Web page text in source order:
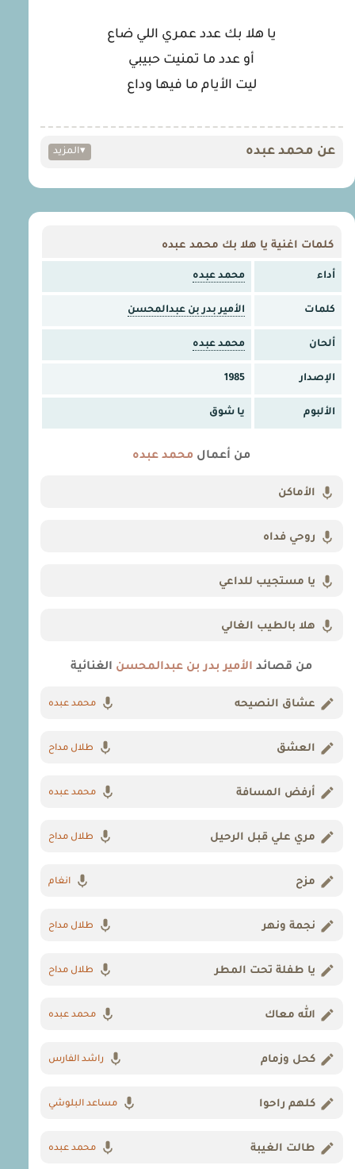
يا هلا بك عدد عمري اللي ضاع
أو عدد ما تمنيت حبيبي
ليت الأيام ما فيها وداع
عن محمد عبده ▾المزيد
كلمات اغنية يا هلا بك محمد عبده
أداء محمد عبده
كلمات الأمير بدر بن عبدالمحسن
ألحان محمد عبده
الإصدار 1985
الألبوم يا شوق
من أعمال محمد عبده
الأماكن
روحي فداه
يا مستجيب للداعي
هلا بالطيب الغالي
من قصائد الأمير بدر بن عبدالمحسن الغنائية
عشاق النصيحه محمد عبده
العشق طلال مداح
أرفض المسافة محمد عبده
مري علي قبل الرحيل طلال مداح
مزح انغام
نجمة ونهر طلال مداح
يا طفلة تحت المطر طلال مداح
الله معاك محمد عبده
كحل وزمام راشد الفارس
كلهم راحوا مساعد البلوشي
طالت الغيبة محمد عبده